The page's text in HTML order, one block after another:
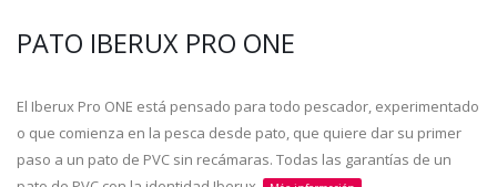
PATO IBERUX PRO ONE
El Iberux Pro ONE está pensado para todo pescador, experimentado
o que comienza en la pesca desde pato, que quiere dar su primer
paso a un pato de PVC sin recámaras. Todas las garantías de un